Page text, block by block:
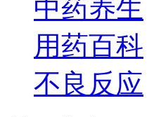
中药养生
用药百科
不良反应